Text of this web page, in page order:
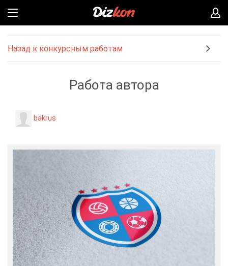
Назад к конкурсным работам
Работа автора
bakrus